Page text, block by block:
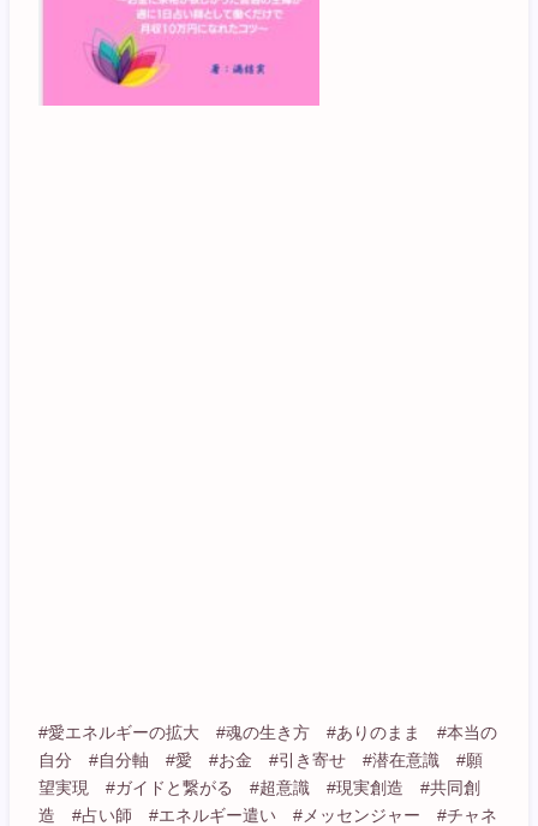
#愛エネルギーの拡大 #魂の生き方 #ありのまま #本当の
自分 #自分軸 #愛 #お金 #引き寄せ #潜在意識 #願
望実現 #ガイドと繋がる #超意識 #現実創造 #共同創
造 #占い師 #エネルギー遣い #メッセンジャー #チャネ